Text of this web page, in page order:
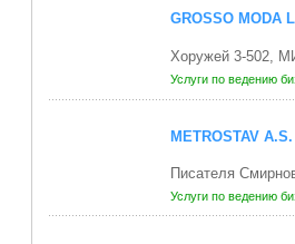
GROSSO
Хоружей 3-502,
Услуги по ведению
METROSTAV
Писателя
Услуги по ведению